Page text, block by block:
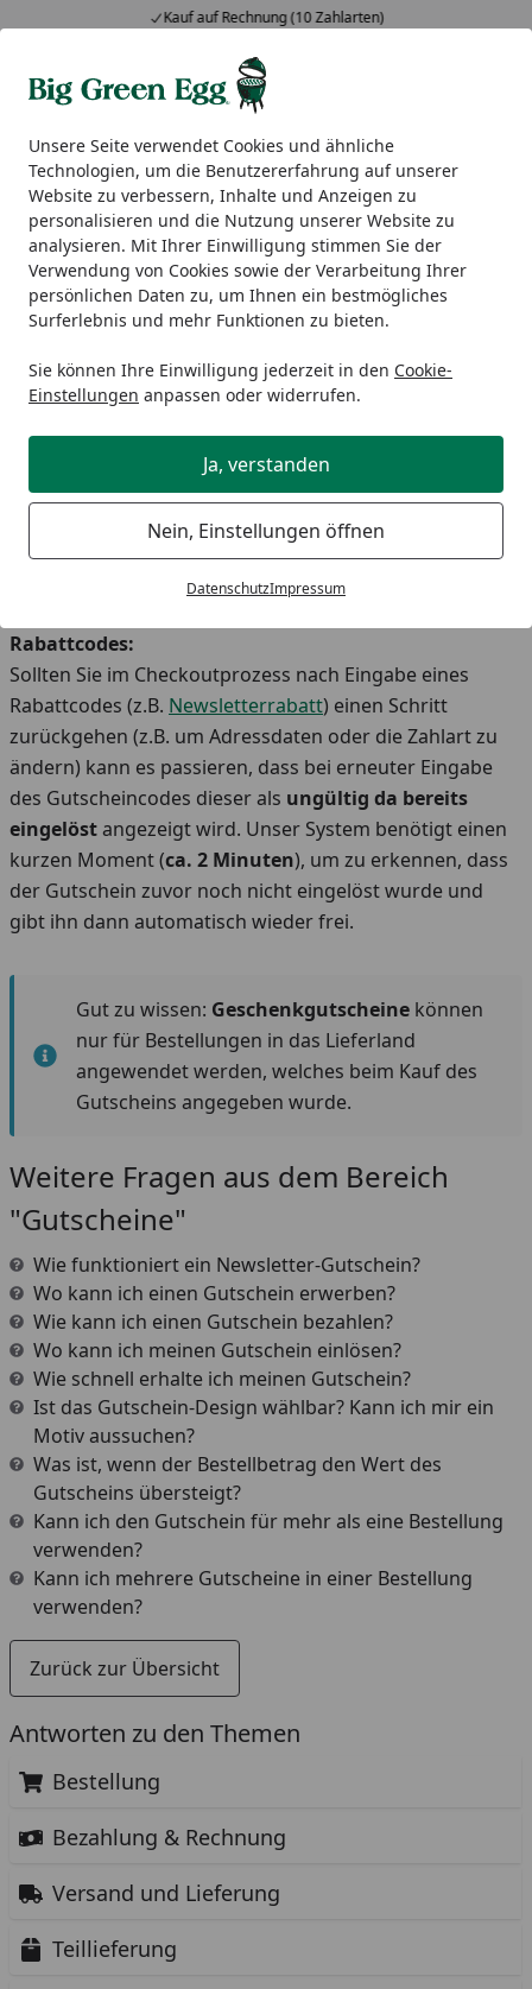
Unsere Seite verwendet Cookies und ähnliche
Technologien, um die Benutzererfahrung auf unserer
Website zu verbessern, Inhalte und Anzeigen zu
personalisieren und die Nutzung unserer Website zu
analysieren. Mit Ihrer Einwilligung stimmen Sie der
Verwendung von Cookies sowie der Verarbeitung Ihrer
persönlichen Daten zu, um Ihnen ein bestmögliches
Surferlebnis und mehr Funktionen zu bieten.
Sie können Ihre Einwilligung jederzeit in den Cookie-
Einstellungen anpassen oder widerrufen.
Ja, verstanden
Nein, Einstellungen öffnen
DatenschutzImpressum
Kauf auf Rechnung (10 Zahlarten)
Alle Produkte
Mein Konto
Suchen
Startseite
Wie Gutschein einlösen?
Antworten zu den Themen
Bestellung
Bezahlung & Rechnung
Versand und Lieferung
Teillieferung
Wie kann ich einen Gutschein /
Rabattcode einlösen?
Wertgutschein:Sie finden Ihren individuellen
können Sie während des Bestellvorgangs (im Checkout)
. EtwaigeRestbeträge
automatisch gutgeschrieben, der Gutschein kann dann
ein weiteres Mal bei einer Bestellung genutzt werden.
Rabattcodes:
Sollten Sie im Checkoutprozess nach Eingabe eines
Rabattcodes (z.B. Newsletterrabatt) einen Schritt
zurückgehen (z.B. um Adressdaten oder die Zahlart zu
ändern) kann es passieren, dass bei erneuter Eingabe
des Gutscheincodes dieser als ungültig da bereits
eingelöstangezeigt wird. Unser System benötigt einen
kurzen Moment (ca. 2 Minuten), um zu erkennen, dass
der Gutschein zuvor noch nicht eingelöst wurde und
gibt ihn dann automatisch wieder frei.
Gut zu wissen: Geschenkgutscheine können
nur für Bestellungen in das Lieferland
angewendet werden, welches beim Kauf des
Gutscheins angegeben wurde.
Weitere Fragen aus dem Bereich
"Gutscheine"
Wie funktioniert ein Newsletter-Gutschein?
Wo kann ich einen Gutschein erwerben?
Wie kann ich einen Gutschein bezahlen?
Wo kann ich meinen Gutschein einlösen?
Wie schnell erhalte ich meinen Gutschein?
Ist das Gutschein-Design wählbar? Kann ich mir ein
Motiv aussuchen?
Was ist, wenn der Bestellbetrag den Wert des
Gutscheins übersteigt?
Kann ich den Gutschein für mehr als eine Bestellung
verwenden?
Kann ich mehrere Gutscheine in einer Bestellung
verwenden?
Zurück zur Übersicht